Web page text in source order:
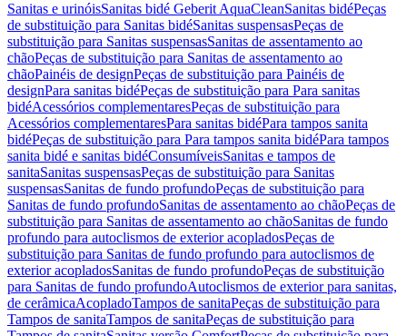
Sanitas e urinóisSanitas bidé Geberit AquaCleanSanitas bidéPeças
de substituição para Sanitas bidéSanitas suspensasPeças de
substituição para Sanitas suspensasSanitas de assentamento ao
chãoPeças de substituição para Sanitas de assentamento ao
chãoPainéis de designPeças de substituição para Painéis de
designPara sanitas bidéPeças de substituição para Para sanitas
bidéAcessórios complementaresPeças de substituição para
Acessórios complementaresPara sanitas bidéPara tampos sanita
bidéPeças de substituição para Para tampos sanita bidéPara tampos
sanita bidé e sanitas bidéConsumíveisSanitas e tampos de
sanitaSanitas suspensasPeças de substituição para Sanitas
suspensasSanitas de fundo profundoPeças de substituição para
Sanitas de fundo profundoSanitas de assentamento ao chãoPeças de
substituição para Sanitas de assentamento ao chãoSanitas de fundo
profundo para autoclismos de exterior acopladosPeças de
substituição para Sanitas de fundo profundo para autoclismos de
exterior acopladosSanitas de fundo profundoPeças de substituição
para Sanitas de fundo profundoAutoclismos de exterior para sanitas,
de cerâmicaAcopladoTampos de sanitaPeças de substituição para
Tampos de sanitaTampos de sanitaPeças de substituição para